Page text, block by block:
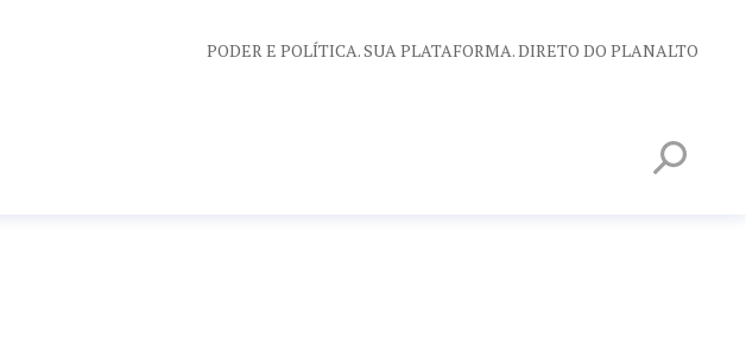
PODER E POLÍTICA. SUA PLATAFORMA. DIRETO DO PLANALTO